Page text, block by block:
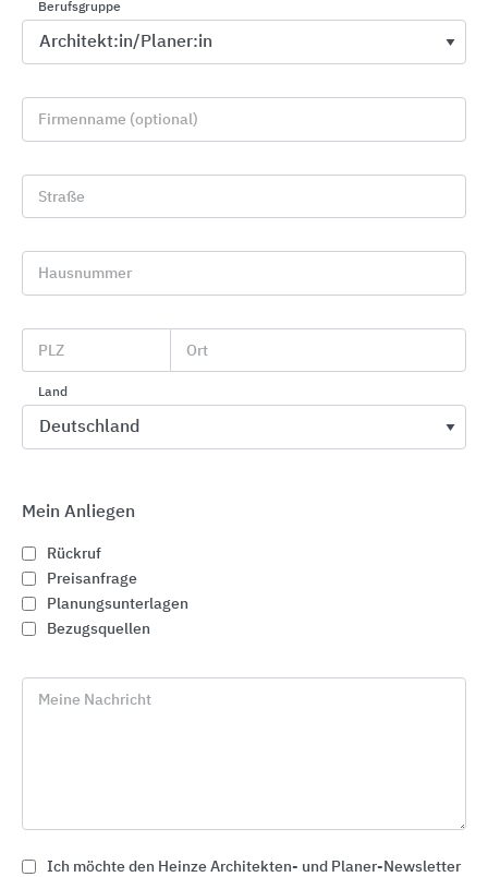
MyDesign by Schlüter-Systems
Berufsgruppe
Firmenname (optional)
Straße
Hausnummer
PLZ Ort
Land
Mein Anliegen
Rückruf
Preisanfrage
Planungsunterlagen
Bezugsquellen
Meine Nachricht
Ich möchte den Heinze Architekten- und Planer-Newsletter